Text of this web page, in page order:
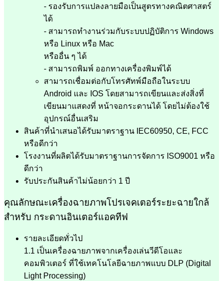
- รองรับการแปลงลายมือเป็นสูตรทางคณิตศาสตร์
ได้
- สามารถทำงานร่วมกับระบบปฏิบัติการ Windows
หรือ Linux หรือ Mac
หรืออื่น ๆ ได้
- สามารถพิมพ์ ออกทางเครื่องพิมพ์ได้
สามารถเชื่อมต่อกับโทรศัทพ์มือถือในระบบ
Android และ IOS โดยสามารถเขียนและส่งสิ่งที่
เขียนมาแสดงที่ หน้าจอกระดานได้ โดยไม่ต้องใช้
อุปกรณ์อื่นเสริม
สินค้าที่นำเสนอได้รับมาตราฐาน IEC60950, CE, FCC
หรือดีกว่า
โรงงานที่ผลิตได้รับมาตราฐานการจัดการ ISO9001 หรือ
ดีกว่า
รับประกันสินค้าไม่น้อยกว่า 1 ปี
คุณลักษณะเครื่องฉายภาพโปรเจคเตอร์ระยะฉายใกล้
สำหรับ กระดานอินเตอร์แอคทีฟ
รายละเอียดทั่วไป
1.1 เป็นเครื่องฉายภาพจากเครื่องเล่นวีดีโอและ
คอมพิวเตอร์ ที่ใช้เทคโนโลยีฉายภาพแบบ DLP (Digital
Light Processing)